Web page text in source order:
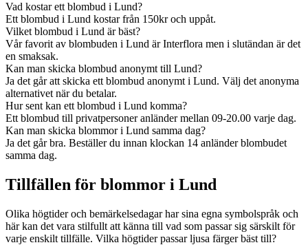
Vad kostar ett blombud i Lund?
Ett blombud i Lund kostar från 150kr och uppåt.
Vilket blombud i Lund är bäst?
Vår favorit av blombuden i Lund är Interflora men i slutändan är det
en smaksak.
Kan man skicka blombud anonymt till Lund?
Ja det går att skicka ett blombud anonymt i Lund. Välj det anonyma
alternativet när du betalar.
Hur sent kan ett blombud i Lund komma?
Ett blombud till privatpersoner anländer mellan 09-20.00 varje dag.
Kan man skicka blommor i Lund samma dag?
Ja det går bra. Beställer du innan klockan 14 anländer blombudet
samma dag.
Tillfällen för blommor i Lund
Olika högtider och bemärkelsedagar har sina egna symbolspråk och
här kan det vara stilfullt att känna till vad som passar sig särskilt för
varje enskilt tillfälle. Vilka högtider passar ljusa färger bäst till?